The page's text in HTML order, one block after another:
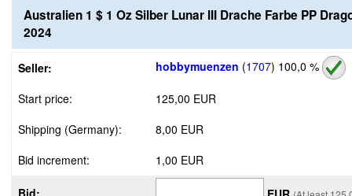
Australien 1 $ 1 Oz Silber Lunar III Drache Farbe PP
2024
Seller: hobbymuenzen (1707) 100,0 %
Start price:
125,00 EUR
Shipping (Germany):
8,00 EUR
Bid increment:
1,00 EUR
Bid: